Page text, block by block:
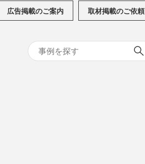
広告掲載のご案内 取材掲載のご依頼